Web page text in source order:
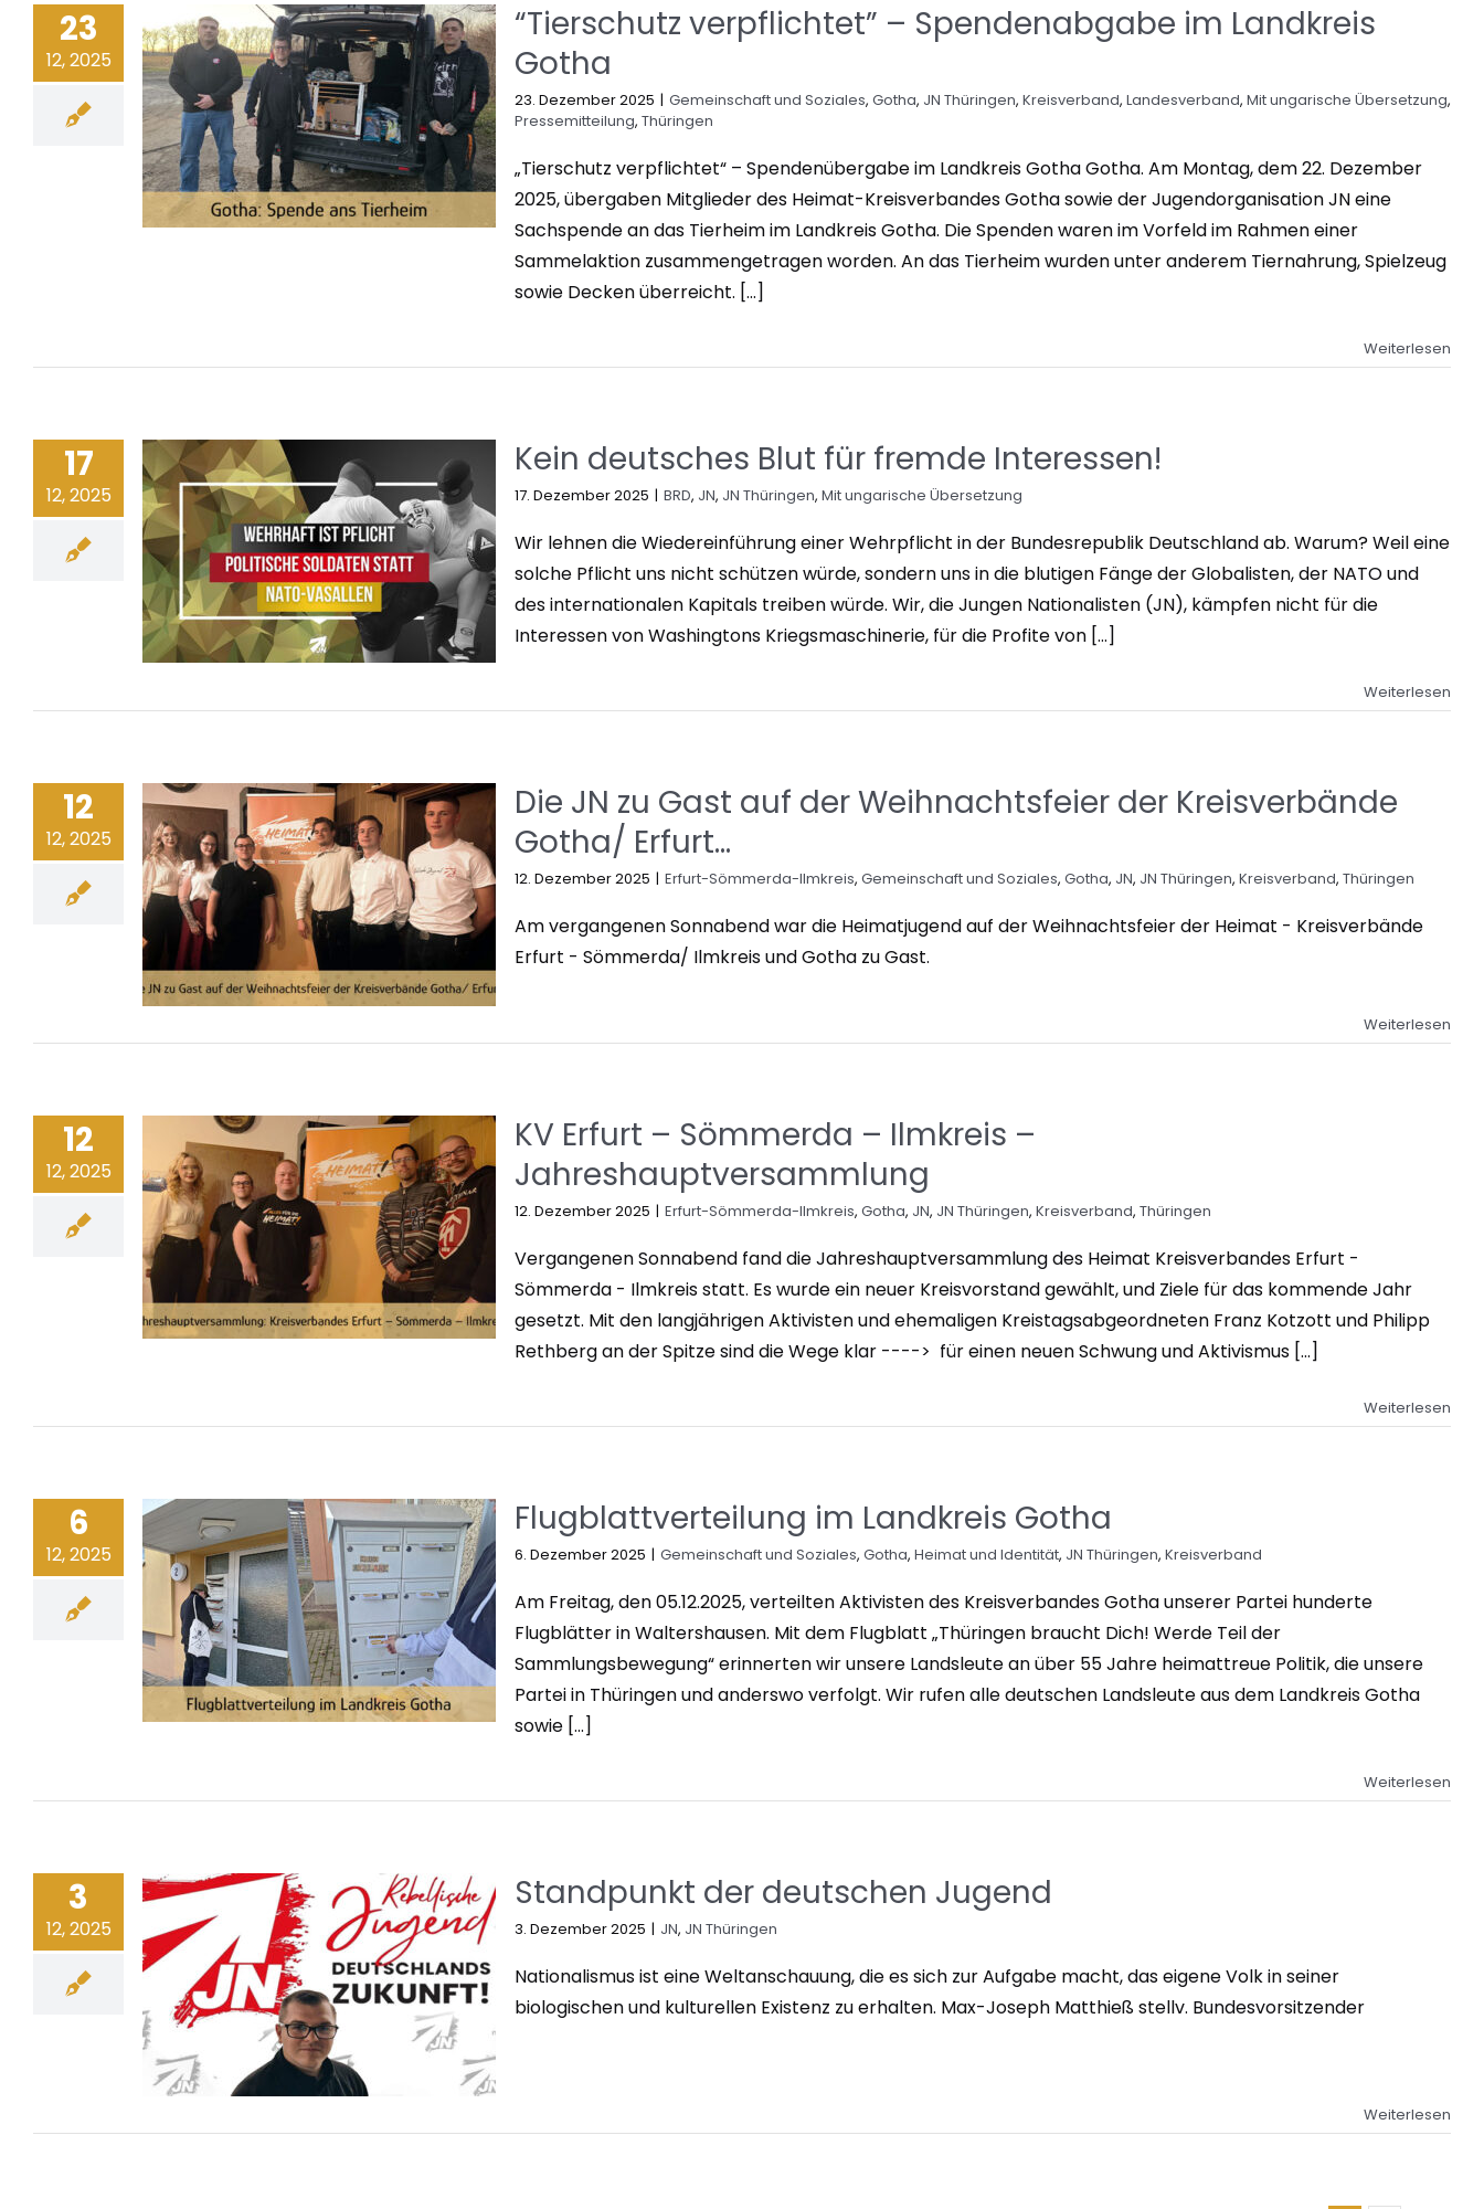
23
12, 2025
“Tierschutz verpflichtet” – Spendenabgabe im Landkreis
Gotha
23. Dezember 2025 | Gemeinschaft und Soziales, Gotha, JN Thüringen, Kreisverband, Landesverband, Mit ungarische Übersetzung,
Pressemitteilung, Thüringen
„Tierschutz verpflichtet“ – Spendenübergabe im Landkreis Gotha Gotha. Am Montag, dem 22. Dezember
2025, übergaben Mitglieder des Heimat-Kreisverbandes Gotha sowie der Jugendorganisation JN eine
Sachspende an das Tierheim im Landkreis Gotha. Die Spenden waren im Vorfeld im Rahmen einer
Sammelaktion zusammengetragen worden. An das Tierheim wurden unter anderem Tiernahrung, Spielzeug
sowie Decken überreicht. [...]
Weiterlesen
17
12, 2025
Kein deutsches Blut für fremde Interessen!
17. Dezember 2025 | BRD, JN, JN Thüringen, Mit ungarische Übersetzung
Wir lehnen die Wiedereinführung einer Wehrpflicht in der Bundesrepublik Deutschland ab. Warum? Weil eine
solche Pflicht uns nicht schützen würde, sondern uns in die blutigen Fänge der Globalisten, der NATO und
des internationalen Kapitals treiben würde. Wir, die Jungen Nationalisten (JN), kämpfen nicht für die
Interessen von Washingtons Kriegsmaschinerie, für die Profite von [...]
Weiterlesen
12
12, 2025
Die JN zu Gast auf der Weihnachtsfeier der Kreisverbände
Gotha/ Erfurt…
12. Dezember 2025 | Erfurt-Sömmerda-Ilmkreis, Gemeinschaft und Soziales, Gotha, JN, JN Thüringen, Kreisverband, Thüringen
Am vergangenen Sonnabend war die Heimatjugend auf der Weihnachtsfeier der Heimat - Kreisverbände
Erfurt - Sömmerda/ Ilmkreis und Gotha zu Gast.
Weiterlesen
12
12, 2025
KV Erfurt – Sömmerda – Ilmkreis –
Jahreshauptversammlung
12. Dezember 2025 | Erfurt-Sömmerda-Ilmkreis, Gotha, JN, JN Thüringen, Kreisverband, Thüringen
Vergangenen Sonnabend fand die Jahreshauptversammlung des Heimat Kreisverbandes Erfurt -
Sömmerda - Ilmkreis statt. Es wurde ein neuer Kreisvorstand gewählt, und Ziele für das kommende Jahr
gesetzt. Mit den langjährigen Aktivisten und ehemaligen Kreistagsabgeordneten Franz Kotzott und Philipp
Rethberg an der Spitze sind die Wege klar ----> für einen neuen Schwung und Aktivismus [...]
Weiterlesen
6
12, 2025
Flugblattverteilung im Landkreis Gotha
6. Dezember 2025 | Gemeinschaft und Soziales, Gotha, Heimat und Identität, JN Thüringen, Kreisverband
Am Freitag, den 05.12.2025, verteilten Aktivisten des Kreisverbandes Gotha unserer Partei hunderte
Flugblätter in Waltershausen. Mit dem Flugblatt „Thüringen braucht Dich! Werde Teil der
Sammlungsbewegung“ erinnerten wir unsere Landsleute an über 55 Jahre heimattreue Politik, die unsere
Partei in Thüringen und anderswo verfolgt. Wir rufen alle deutschen Landsleute aus dem Landkreis Gotha
sowie [...]
Weiterlesen
3
12, 2025
Standpunkt der deutschen Jugend
3. Dezember 2025 | JN, JN Thüringen
Nationalismus ist eine Weltanschauung, die es sich zur Aufgabe macht, das eigene Volk in seiner
biologischen und kulturellen Existenz zu erhalten. Max-Joseph Matthieß stellv. Bundesvorsitzender
Weiterlesen